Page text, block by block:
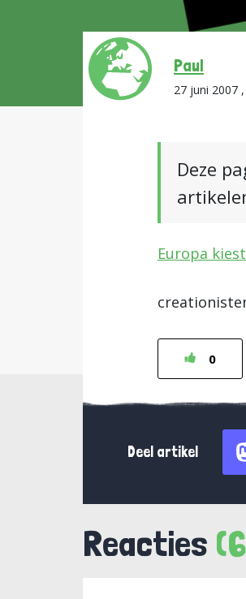
Paul
27 juni 2007 ,
Deze
Europa
0
Deel artikel
Reacties